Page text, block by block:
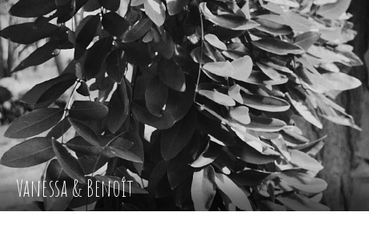
Vanessa & Benoît